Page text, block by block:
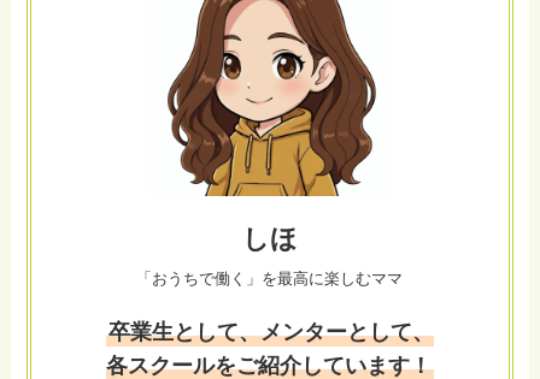
しほ
「おうちで働く」を最高に楽しむママ
卒業生として、メンターとして、
各スクールをご紹介しています！